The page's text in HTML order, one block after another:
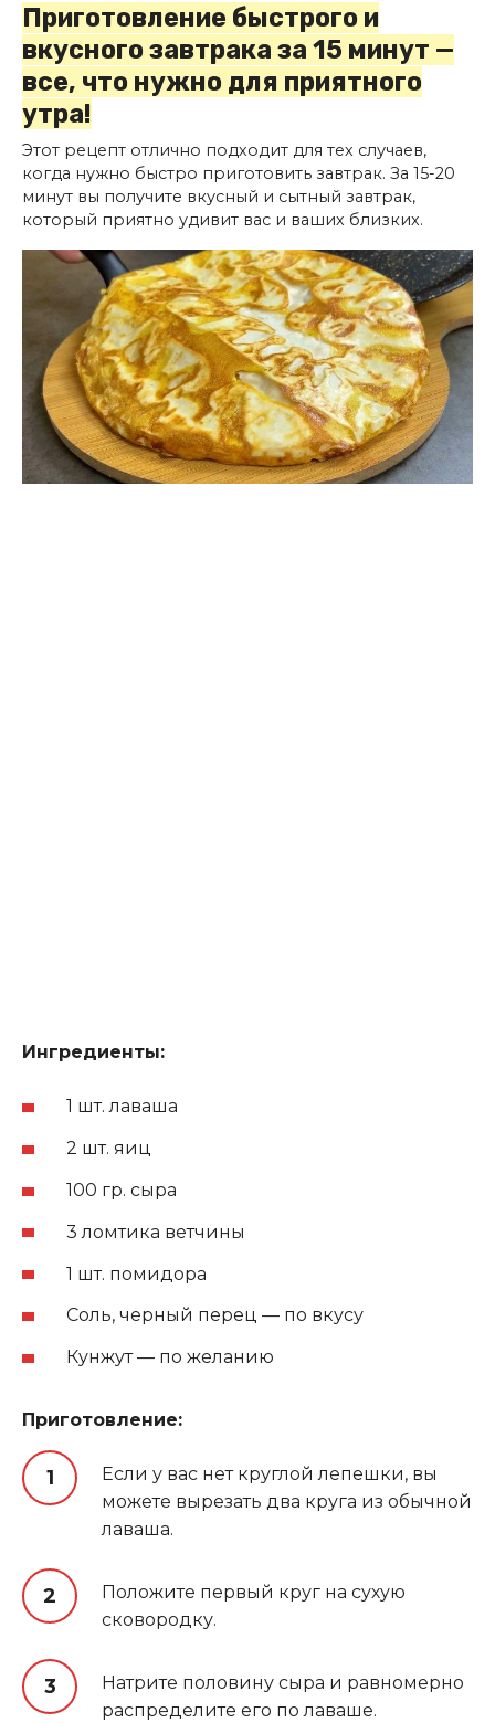
Приготовление быстрого и
вкусного завтрака за 15 минут —
все, что нужно для приятного
утра!
Этот рецепт отлично подходит для тех случаев,
когда нужно быстро приготовить завтрак. За 15-20
минут вы получите вкусный и сытный завтрак,
который приятно удивит вас и ваших близких.
Ингредиенты:
1 шт. лаваша
2 шт. яиц
100 гр. сыра
3 ломтика ветчины
1 шт. помидора
Соль, черный перец — по вкусу
Кунжут — по желанию
Приготовление:
Если у вас нет круглой лепешки, вы
можете вырезать два круга из обычной
лаваша.
Положите первый круг на сухую
сковородку.
Натрите половину сыра и равномерно
распределите его по лаваше.